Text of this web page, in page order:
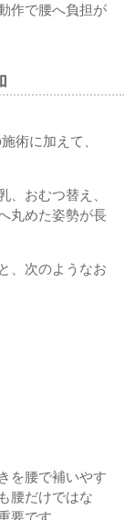
作で腰へ負担が
術に加えて、
、おむつ替え、
丸めた姿勢が長
、次のようなお
を腰で補いやす
腰だけではな
要です。